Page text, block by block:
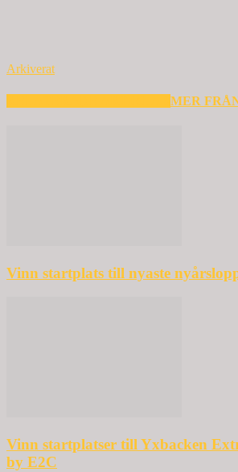
Arkiverat
MER
Vinn startplats till nyaste
Vinn startplatser till Yxbacken
by E2C